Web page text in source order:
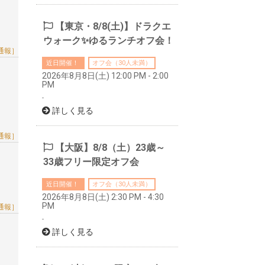
報］
報］
報］
【東京・8/8(土)】ドラクエ
ウォーク✨ゆるランチオフ会！
近日開催！ オフ会（30人未満）
2026年8月8日(土) 12:00 PM - 2:00
PM
-
詳しく見る
【大阪】8/8（土）23歳～
33歳フリー限定オフ会
近日開催！ オフ会（30人未満）
2026年8月8日(土) 2:30 PM - 4:30
PM
-
詳しく見る